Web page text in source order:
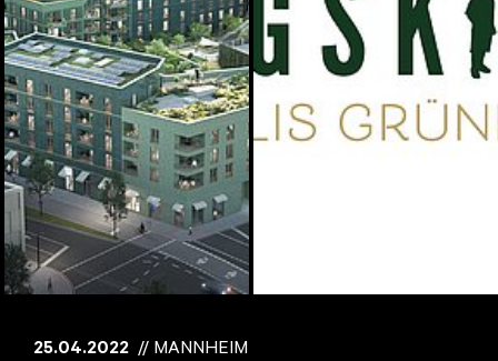
25.04.2022 // MANNHEIM